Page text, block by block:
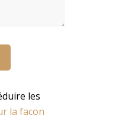
les
la façon